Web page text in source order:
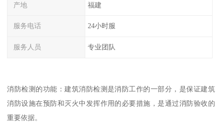
产地 福建
服务电话 24小时服
服务人员 专业团队
消防检测的功能：建筑消防检测是消防工作的一部分，是保证建筑
消防设施在预防和灭火中发挥作用的必要措施，是通过消防验收的
重要依据。